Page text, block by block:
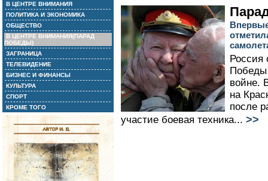
В ЦЕНТРЕ ВНИМАНИЯ
ПОЛИТИКА И ЭКОНОМИКА
ОБЩЕСТВО
В ЦЕНТРЕ ВНИМАНИЯ(ПАРАД
ПОБЕДЫ)
ЗАГРАНИЦА
ТЕЛЕВИДЕНИЕ
БИЗНЕС И ФИНАНСЫ
КУЛЬТУРА
СПОРТ
КРОМЕ ТОГО
Россия
Победы
войне.
на
после
участие боевая техника... >>